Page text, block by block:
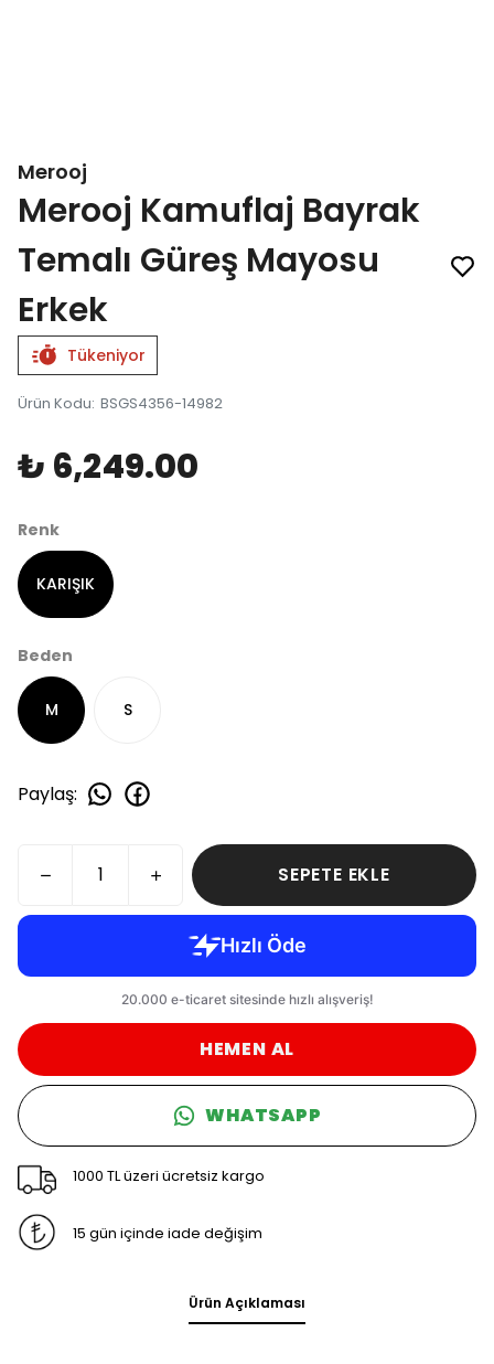
Merooj
Merooj Kamuflaj Bayrak
Temalı Güreş Mayosu
Erkek
Tükeniyor
Ürün Kodu: BSGS4356-14982
₺ 6,249.00
Renk
KARIŞIK
Beden
M S
Paylaş:
SEPETE EKLE
HEMEN AL
WHATSAPP
1000 TL üzeri ücretsiz kargo
15 gün içinde iade değişim
Ürün Açıklaması